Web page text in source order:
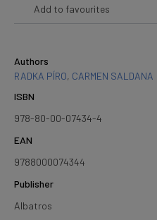
Add to favourites
Authors
RADKA PÍRO, CARMEN SALDANA
ISBN
978-80-00-07434-4
EAN
9788000074344
Publisher
Albatros